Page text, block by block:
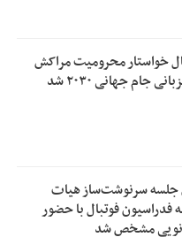
خواستار محرومیت مراکش
جام جهانی ۲۰۳۰ شد
جلسه سرنوشت‌ساز هیات
فدراسیون فوتبال با حضور
مشخص شد